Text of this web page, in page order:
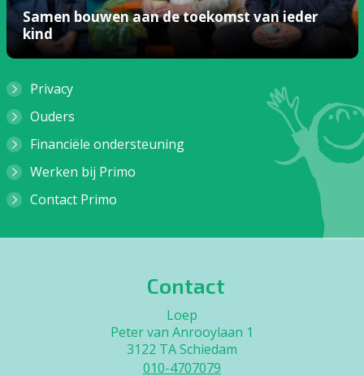
Samen bouwen aan de toekomst van ieder
kind
Privacy
Ouders
Financiële ondersteuning
Werken bij Primo
Contact Primo
Contact
Loep
Peter van Anrooylaan 1
3122 TA Schiedam
010-4707079